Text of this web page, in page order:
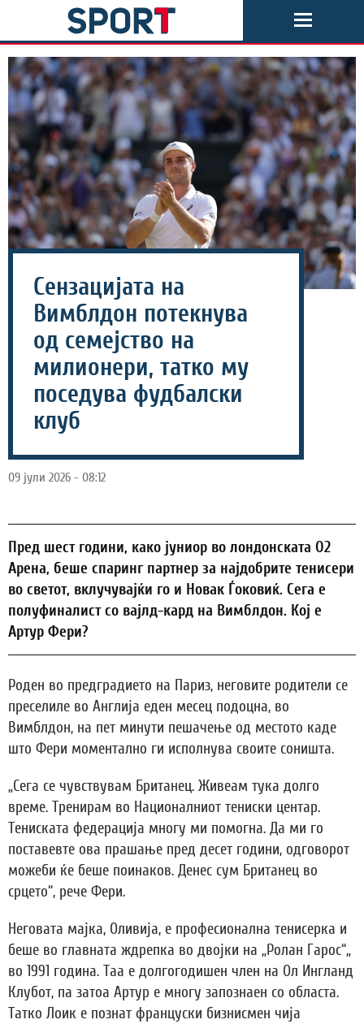
Сензацијата на
Вимблдон потекнува
од семејство на
милионери, татко му
поседува фудбалски
клуб
09 јули 2026 - 08:12
Пред шест години, како јуниор во лондонската О2
Арена, беше спаринг партнер за најдобрите тенисери
во светот, вклучувајќи го и Новак Ѓоковиќ. Сега е
полуфиналист со вајлд-кард на Вимблдон. Кој е
Артур Фери?
Роден во предградието на Париз, неговите родители се
преселиле во Англија еден месец подоцна, во
Вимблдон, на пет минути пешачење од местото каде
што Фери моментално ги исполнува своите соништа.
„Сега се чувствувам Британец. Живеам тука долго
време. Тренирам во Националниот тениски центар.
Тениската федерација многу ми помогна. Да ми го
поставевте ова прашање пред десет години, одговорот
можеби ќе беше поинаков. Денес сум Британец во
срцето“, рече Фери.
Неговата мајка, Оливија, е професионална тенисерка и
беше во главната ждрепка во двојки на „Ролан Гарос“„
во 1991 година. Таа е долгогодишен член на Ол Ингланд
Клубот, па затоа Артур е многу запознаен со областа.
Татко Лоик е познат француски бизнисмен чија